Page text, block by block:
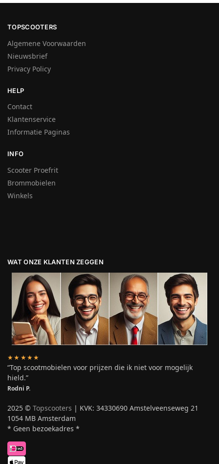
TOPSCOOTERS
Algemene Voorwaarden
Nieuwsbrief
Privacy Policy
HELP
Contact
Klantenservice
Informatie Paginas
INFO
Scooter Proefrit
Brommobielen
Winkels
WAT ONZE KLANTEN ZEGGEN
★★★★★
“Top scootmobielen voor prijzen die ik niet voor mogelijk
hield.”
Rodni P.
2025 © Topscooters | KVK: 34330690 Amstelveenseweg 21
1054 MB Amsterdam
* Geen bezoekadres *